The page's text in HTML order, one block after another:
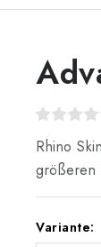
Rhino
größeren
Variante: